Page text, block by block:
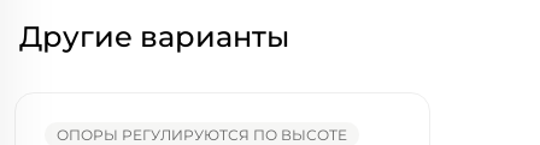
Другие варианты
ОПОРЫ РЕГУЛИРУЮТСЯ ПО ВЫСОТЕ